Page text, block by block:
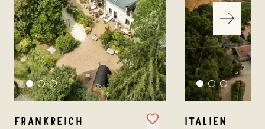
FRANKREICH ITALIEN